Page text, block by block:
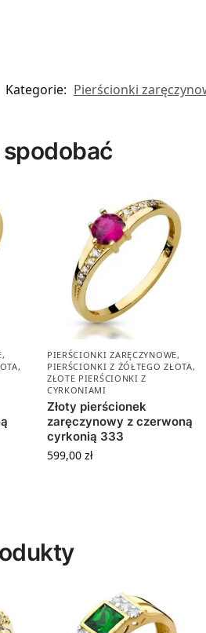
Kategorie: Pierścionki
spodobać
,
,
PIERŚCIONKI ZARĘCZYNOWE,
PIERŚCIONKI Z ŻÓŁTEGO ZŁOTA,
ZŁOTE PIERŚCIONKI Z
CYRKONIAMI
Złoty pierścionek
zaręczynowy z czerwoną
cyrkonią 333
599,00 zł